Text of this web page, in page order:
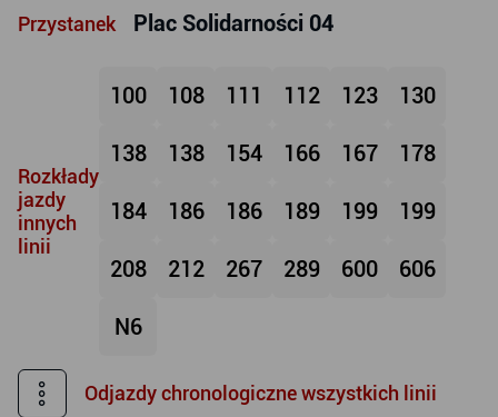
Przystanek Plac Solidarności 04
Rozkłady
jazdy
innych
linii
100 108 111 112 123 130
138 138 154 166 167 178
184 186 186 189 199 199
208 212 267 289 600 606
N6
Odjazdy chronologiczne wszystkich linii